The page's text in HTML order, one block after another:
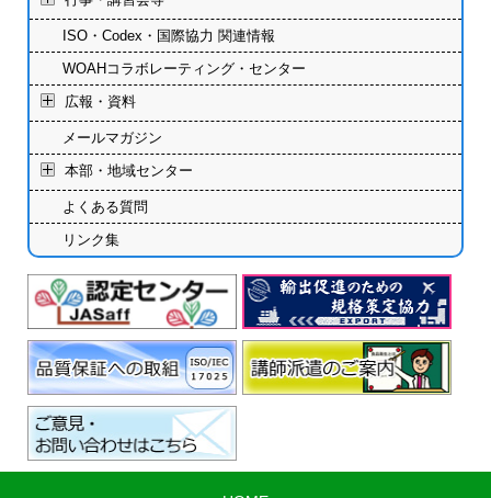
ISO・Codex・国際協力 関連情報
WOAHコラボレーティング・センター
広報・資料
メールマガジン
本部・地域センター
よくある質問
リンク集